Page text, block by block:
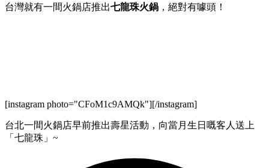
台灣就有一間火鍋店推出七龍珠火鍋 ，絕對有噱頭！
[instagram photo="CFoM1c9AMQk"][/instagram]
台北一間火鍋店早前推出壽星活動，向當月生日嘅客人送上
「七龍珠」~